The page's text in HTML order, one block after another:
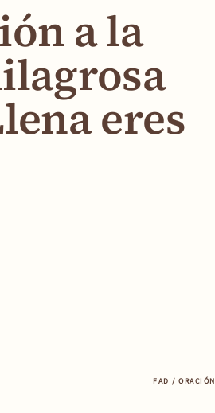
a la
eres
FAD / ORACIÓN